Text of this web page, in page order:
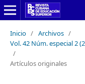
Inicio / Archivos /
Vol. 42 Núm. especial 2
/
Artículos originales